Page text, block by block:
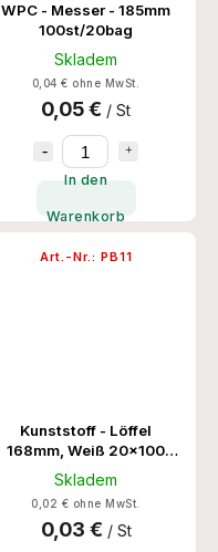
WPC - Messer - 185mm
100st/20bag
Skladem
0,04 € ohne MwSt.
0,05 € / St
In den
Warenkorb
Kunststoff - Löffel
168mm, Weiß 20x100
Stk/Krt
Skladem
0,02 € ohne MwSt.
0,03 € / St
Art.-Nr.: PB11